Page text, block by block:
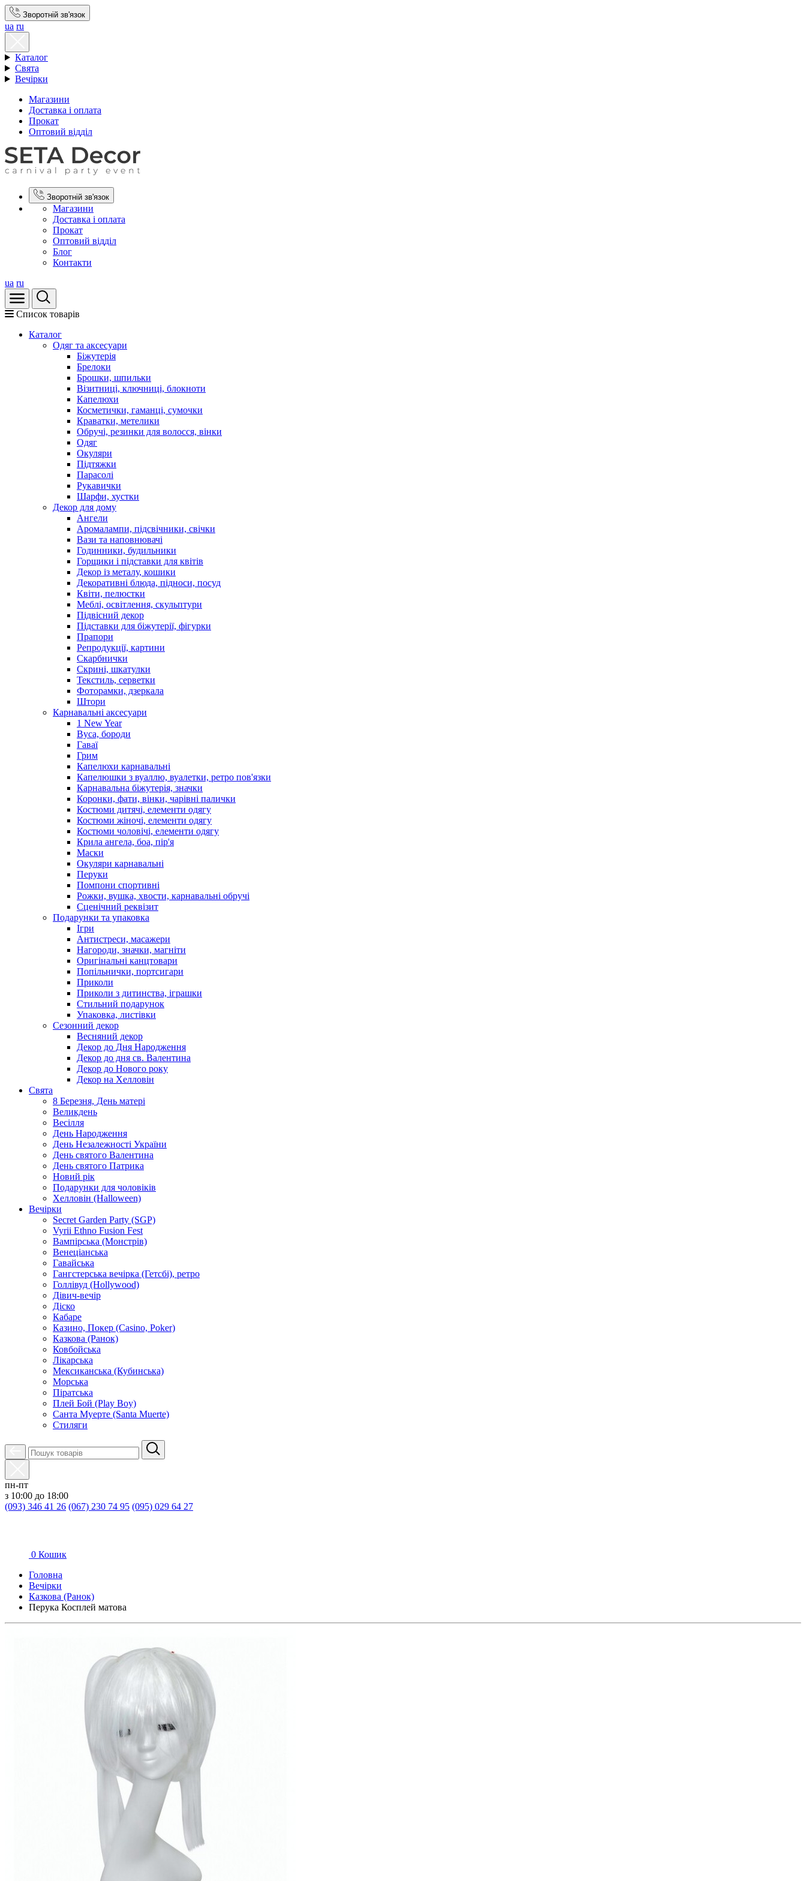
Зворотній зв'язок
ua ru
Каталог
Свята
Вечірки
Магазини
Доставка і оплата
Прокат
Оптовий відділ
Зворотній зв'язок
Магазини
Доставка і оплата
Прокат
Оптовий відділ
Блог
Контакти
ua ru
Список товарів
Каталог
Oдяг та аксесуари
Біжутерія
Брелоки
Брошки, шпильки
Візитниці, ключниці, блокноти
Капелюхи
Косметички, гаманці, сумочки
Краватки, метелики
Обручі, резинки для волосся, вінки
Одяг
Окуляри
Підтяжки
Парасолі
Рукавички
Шарфи, хустки
Декор для дому
Ангели
Аромалампи, підсвічники, свічки
Вази та наповнювачі
Годинники, будильники
Горщики і підставки для квітів
Декор із металу, кошики
Декоративні блюда, підноси, посуд
Квіти, пелюстки
Меблі, освітлення, скульптури
Підвісний декор
Підставки для біжутерії, фігурки
Прапори
Репродукції, картини
Скарбнички
Скрині, шкатулки
Текстиль, серветки
Фоторамки, дзеркала
Штори
Карнавальні аксесуари
1 New Year
Вуса, бороди
Гаваї
Грим
Капелюхи карнавальні
Капелюшки з вуаллю, вуалетки, ретро пов'язки
Карнавальна біжутерія, значки
Коронки, фати, вінки, чарівні палички
Костюми дитячі, елементи одягу
Костюми жіночі, елементи одягу
Костюми чоловічі, елементи одягу
Крила ангела, боа, пір'я
Маски
Окуляри карнавальні
Перуки
Помпони спортивні
Рожки, вушка, хвости, карнавальні обручі
Сценічний реквізит
Подарунки та упаковка
Ігри
Антистреси, масажери
Нагороди, значки, магніти
Оригінальні канцтовари
Попільнички, портсигари
Приколи
Приколи з дитинства, іграшки
Стильний подарунок
Упаковка, листівки
Сезонний декор
Весняний декор
Декор до Дня Народження
Декор до дня св. Валентина
Декор до Нового року
Декор на Хелловін
Свята
8 Березня, День матері
Великдень
Весілля
День Народження
День Незалежності України
День святого Валентина
День святого Патрика
Новий рік
Подарунки для чоловіків
Хелловін (Halloween)
Вечірки
Secret Garden Party (SGP)
Vyrii Ethno Fusion Fest
Вампірська (Монстрів)
Венеціанська
Гавайська
Гангстерська вечірка (Гетсбі), ретро
Голлівуд (Hollywood)
Дівич-вечір
Діско
Кабаре
Казино, Покер (Casino, Poker)
Казкова (Ранок)
Ковбойська
Лікарська
Мексиканська (Кубинська)
Морська
Піратська
Плей Бой (Play Boy)
Санта Муерте (Santa Muerte)
Стиляги
пн-пт
з 10:00 до 18:00
(093) 346 41 26 (067) 230 74 95 (095) 029 64 27
0 Кошик
Головна
Вечірки
Казкова (Ранок)
Перука Косплей матова